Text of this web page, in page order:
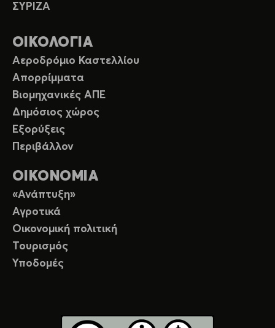
ΣΥΡΙΖΑ
ΟΙΚΟΛΟΓΙΑ
Αεροδρόμιο Καστελλίου
Απορρίμματα
Βιομηχανικές ΑΠΕ
Δημόσιος χώρος
Εξορύξεις
Περιβάλλον
ΟΙΚΟΝΟΜΙΑ
«Ανάπτυξη»
Αγροτικά
Οικονομική πολιτική
Τουρισμός
Υποδομές